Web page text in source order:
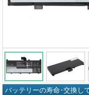
バッテリーの寿命･交換し